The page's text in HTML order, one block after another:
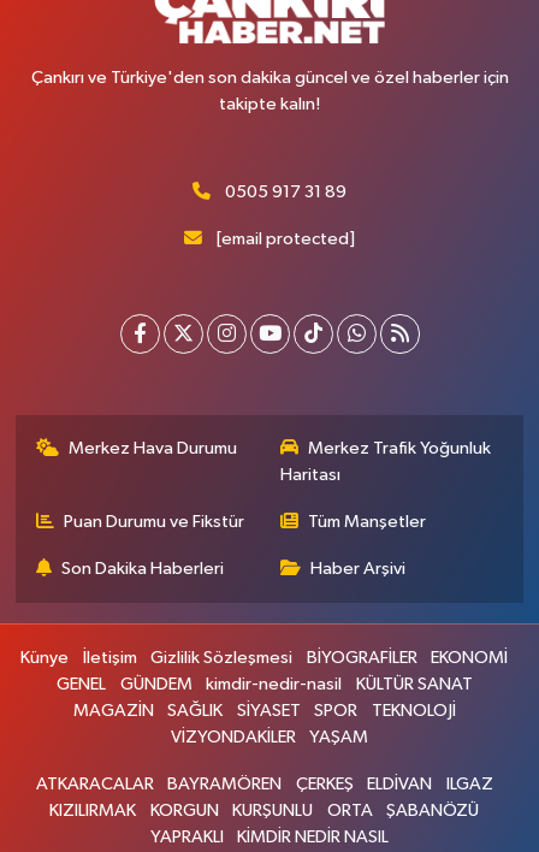
Çankırı ve Türkiye'den son dakika güncel ve özel haberler için
takipte kalın!
0505 917 31 89
[email protected]
Merkez Hava Durumu
Merkez Trafik Yoğunluk
Haritası
Puan Durumu ve Fikstür Tüm Manşetler
Son Dakika Haberleri Haber Arşivi
Künye İletişim Gizlilik Sözleşmesi BİYOGRAFİLER
EKONOMİ
GENEL
GÜNDEM kimdir-nedir-nasil
KÜLTÜR SANAT
MAGAZİN
SAĞLIK SİYASET SPOR
TEKNOLOJİ
VİZYONDAKİLER
YAŞAM
ATKARACALAR BAYRAMÖREN ÇERKEŞ ELDİVAN
ILGAZ
KIZILIRMAK
KORGUN KURŞUNLU ORTA
ŞABANÖZÜ
YAPRAKLI
KİMDİR NEDİR NASIL